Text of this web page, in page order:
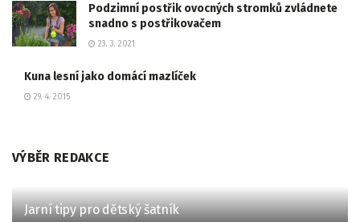
Podzimní postřik ovocných stromků zvládnete
snadno s postřikovačem
23. 3. 2021
Kuna lesní jako domácí mazlíček
29. 4. 2015
VÝBĚR REDAKCE
Jarní tipy pro dětský šatník